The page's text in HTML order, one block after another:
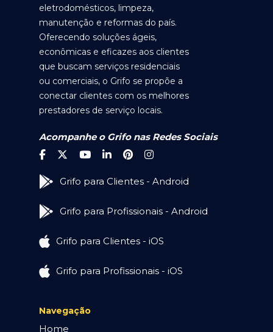
eletrodomésticos, limpeza,
manutenção e reformas do país.
Oferecendo soluções ágeis,
econômicas e eficazes aos clientes
que buscam serviços residenciais
ou comerciais, o Grifo se propõe a
conectar clientes com os melhores
prestadores de serviço locais.
Acompanhe o Grifo nas Redes Sociais
Grifo para Clientes - Android
Grifo para Profissionais - Android
Grifo para Clientes - iOS
Grifo para Profissionais - iOS
Navegação
Home